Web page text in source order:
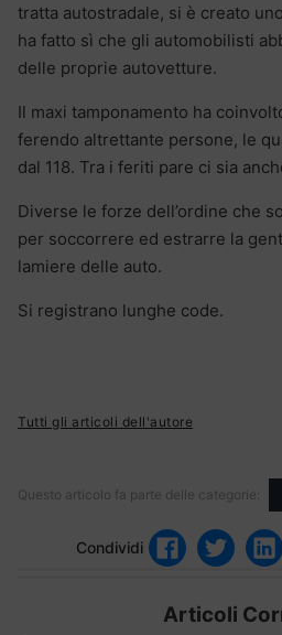
tratta autostradale, si è creato
ha fatto sì che gli automobilisti
delle proprie autovetture.
Il maxi tamponamento ha
ferendo altrettante persone, le
dal 118. Tra i feriti pare ci sia
Diverse le forze dell’ordine che
per soccorrere ed estrarre la
lamiere delle auto.
Si registrano lunghe code.
Tutti gli articoli dell'autore
Questo articolo fa parte delle categorie:
Condividi
Articoli